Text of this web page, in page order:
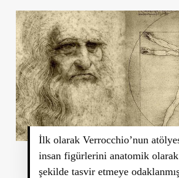
İlk olarak Verrocchio’nun
insan figürlerini anatomik
şekilde tasvir etmeye